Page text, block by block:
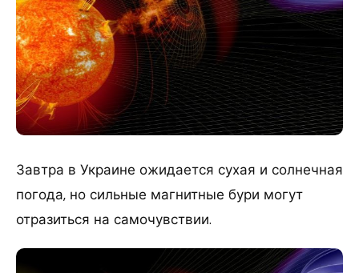
Завтра в Украине ожидается сухая и солнечная
погода, но сильные магнитные бури могут
отразиться на самочувствии.